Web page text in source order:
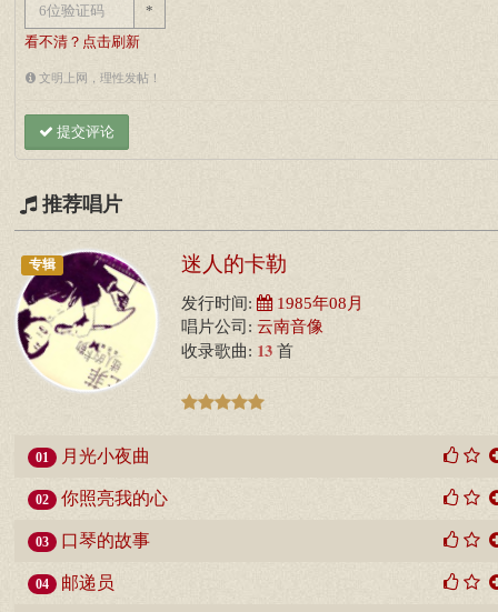
*
看不清？点击刷新
文明上网，理性发帖！
提交评论
推荐唱片
专辑 迷人的卡勒
发行时间: 1985年08月
唱片公司: 云南音像
收录歌曲: 13 首
01 月光小夜曲
02 你照亮我的心
03 口琴的故事
04 邮递员